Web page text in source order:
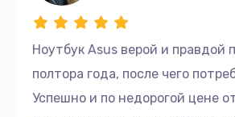
Ноутбук Asus верой и правдой
полтора года, после чего
Успешно и по недорогой цене